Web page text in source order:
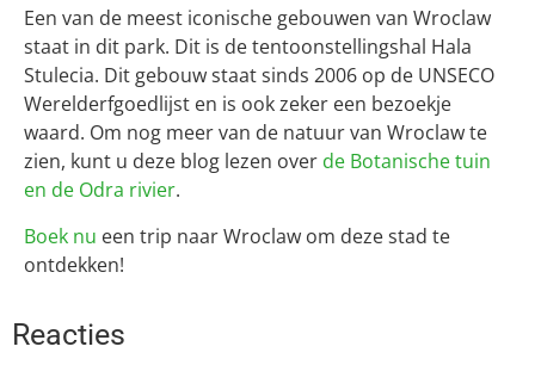
Een van de meest iconische gebouwen van Wroclaw
staat in dit park. Dit is de tentoonstellingshal Hala
Stulecia. Dit gebouw staat sinds 2006 op de UNSECO
Werelderfgoedlijst en is ook zeker een bezoekje
waard. Om nog meer van de natuur van Wroclaw te
zien, kunt u deze blog lezen over de Botanische tuin
en de Odra rivier.
Boek nu een trip naar Wroclaw om deze stad te
ontdekken!
Reacties